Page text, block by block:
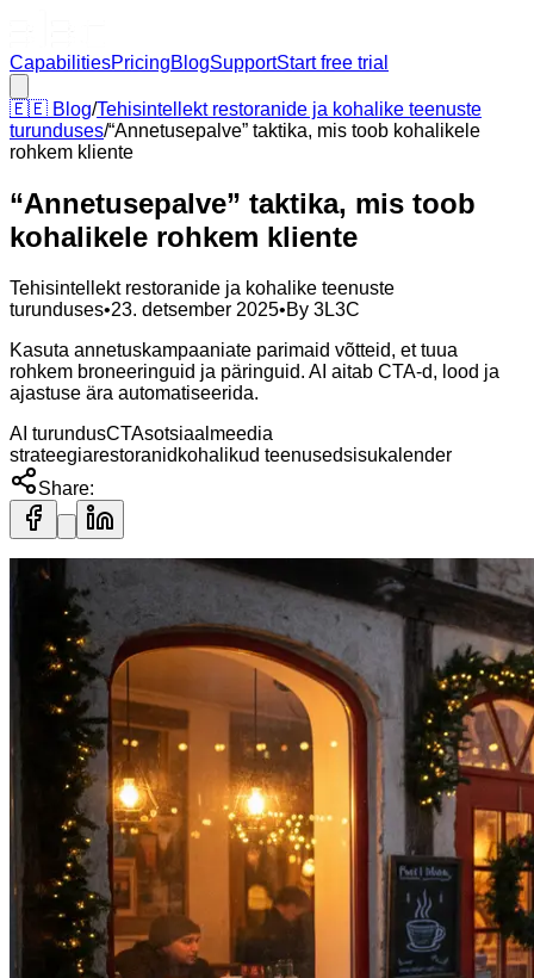
CapabilitiesPricingBlogSupportStart free trial
🇪🇪 Blog/Tehisintellekt restoranide ja kohalike teenuste
turunduses/“Annetusepalve” taktika, mis toob kohalikele
rohkem kliente
“Annetusepalve” taktika, mis toob
kohalikele rohkem kliente
Tehisintellekt restoranide ja kohalike teenuste
turunduses•23. detsember 2025•By 3L3C
Kasuta annetuskampaaniate parimaid võtteid, et tuua
rohkem broneeringuid ja päringuid. AI aitab CTA-d, lood ja
ajastuse ära automatiseerida.
AI turundusCTAsotsiaalmeedia
strateegiarestoranid kohalikud teenusedsisukalender
Share: